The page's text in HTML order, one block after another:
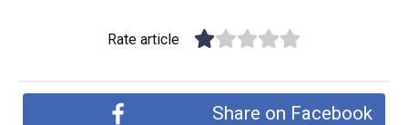
Rate article
Share on Facebook